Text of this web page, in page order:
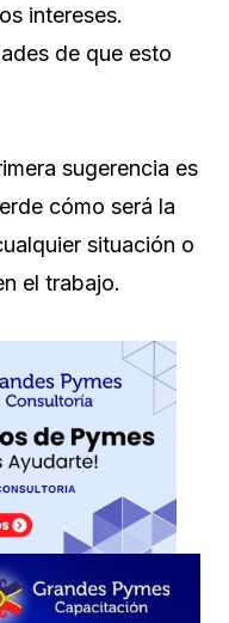
intereses.
de que esto
sugerencia es
cómo será la
situación o
el trabajo.